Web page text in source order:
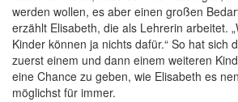
werden wollen, es aber einen großen
erzählt Elisabeth, die als Lehrerin arbeitet.
Kinder können ja nichts dafür.“ So hat sich
zuerst einem und dann einem weiteren
eine Chance zu geben, wie Elisabeth es
möglichst für immer.